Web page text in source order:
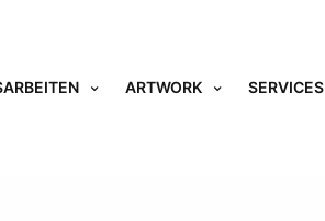
ARTWORK SERVICES